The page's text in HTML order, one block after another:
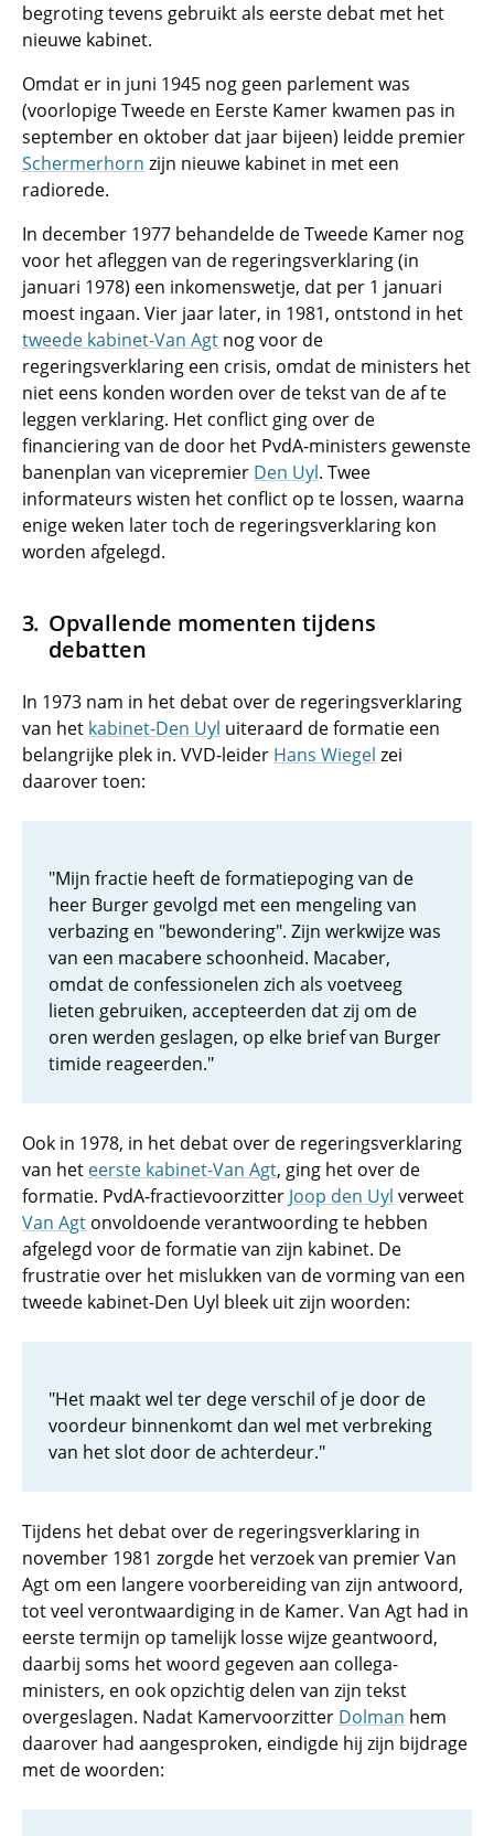
begroting tevens gebruikt als eerste debat met het
nieuwe kabinet.
Omdat er in juni 1945 nog geen parlement was
(voorlopige Tweede en Eerste Kamer kwamen pas in
september en oktober dat jaar bijeen) leidde premier
Schermerhorn zijn nieuwe kabinet in met een
radiorede.
In december 1977 behandelde de Tweede Kamer nog
voor het afleggen van de regeringsverklaring (in
januari 1978) een inkomenswetje, dat per 1 januari
moest ingaan. Vier jaar later, in 1981, ontstond in het
tweede kabinet-Van Agt nog voor de
regeringsverklaring een crisis, omdat de ministers het
niet eens konden worden over de tekst van de af te
leggen verklaring. Het conflict ging over de
financiering van de door het PvdA-ministers gewenste
banenplan van vicepremier Den Uyl. Twee
informateurs wisten het conflict op te lossen, waarna
enige weken later toch de regeringsverklaring kon
worden afgelegd.
Opvallende momenten tijdens
debatten
In 1973 nam in het debat over de regeringsverklaring
van het kabinet-Den Uyl uiteraard de formatie een
belangrijke plek in. VVD-leider Hans Wiegel zei
daarover toen:
"Mijn fractie heeft de formatiepoging van de
heer Burger gevolgd met een mengeling van
verbazing en "bewondering". Zijn werkwijze was
van een macabere schoonheid. Macaber,
omdat de confessionelen zich als voetveeg
lieten gebruiken, accepteerden dat zij om de
oren werden geslagen, op elke brief van Burger
timide reageerden."
Ook in 1978, in het debat over de regeringsverklaring
van het eerste kabinet-Van Agt, ging het over de
formatie. PvdA-fractievoorzitter Joop den Uyl verweet
Van Agt onvoldoende verantwoording te hebben
afgelegd voor de formatie van zijn kabinet. De
frustratie over het mislukken van de vorming van een
tweede kabinet-Den Uyl bleek uit zijn woorden:
"Het maakt wel ter dege verschil of je door de
voordeur binnenkomt dan wel met verbreking
van het slot door de achterdeur."
Tijdens het debat over de regeringsverklaring in
november 1981 zorgde het verzoek van premier Van
Agt om een langere voorbereiding van zijn antwoord,
tot veel verontwaardiging in de Kamer. Van Agt had in
eerste termijn op tamelijk losse wijze geantwoord,
daarbij soms het woord gegeven aan collega-
ministers, en ook opzichtig delen van zijn tekst
overgeslagen. Nadat Kamervoorzitter Dolman hem
daarover had aangesproken, eindigde hij zijn bijdrage
met de woorden: